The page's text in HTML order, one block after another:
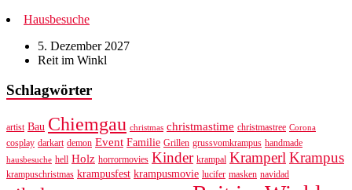
Hausbesuche
5. Dezember 2027
Reit im Winkl
Schlagwörter
artist Bau Chiemgau christmas christmastime christmastree Corona
cosplay darkart demon Event Familie Grillen grussvomkrampus handmade
hausbesuche hell Holz horrormovies Kinder krampal Kramperl Krampus
krampuschristmas krampusfest krampusmovie lucifer masken navidad